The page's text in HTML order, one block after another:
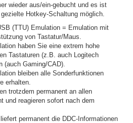
wieder aus/ein-gebucht und es ist
Hotkey-Schaltung möglich.
(TTU) Emulation = Emulation mit
von Tastatur/Maus.
haben Sie eine extrem hohe
Tastaturen (z.B. auch Logitech
(auch Gaming/CAD).
bleiben alle Sonderfunktionen
erhalten.
trotzdem permanent an allen
und reagieren sofort nach dem
permanent die DDC-Informationen